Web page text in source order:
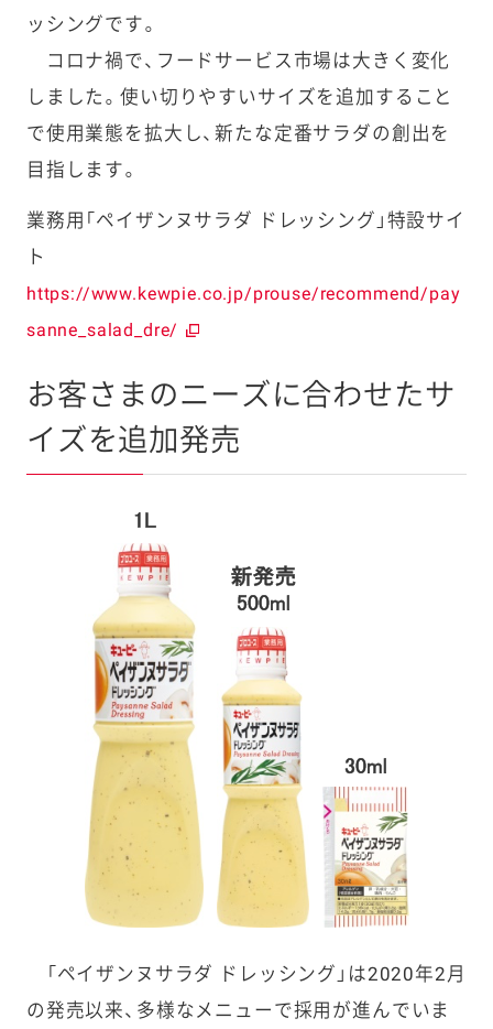
ッシングです。
コロナ禍で、フードサービス市場は大きく変化
しました。使い切りやすいサイズを追加すること
で使用業態を拡大し、新たな定番サラダの創出を
目指します。
業務用「ペイザンヌサラダ ドレッシング」特設サイ
ト
https://www.kewpie.co.jp/prouse/recommend/pay
sanne_salad_dre/
お客さまのニーズに合わせたサ
イズを追加発売
「ペイザンヌサラダ ドレッシング」は2020年2月
の発売以来、多様なメニューで採用が進んでいま